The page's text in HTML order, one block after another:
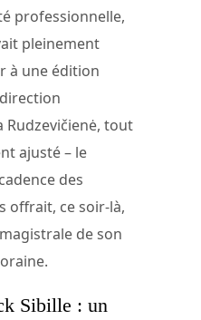
professionnelle,
pleinement
à une édition
Rudzevičienė, tout
ajusté – le
des
offrait, ce soir-là,
de son
Sibille : un